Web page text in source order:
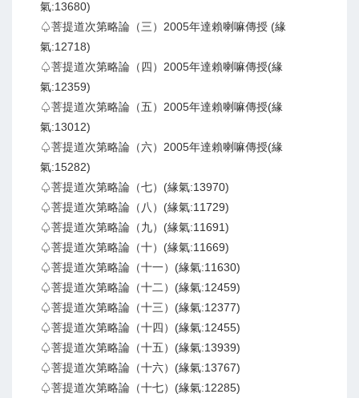
氣:13680)
♤菩提道次第略論（三）2005年達賴喇嘛傳授 (緣
氣:12718)
♤菩提道次第略論（四）2005年達賴喇嘛傳授(緣
氣:12359)
♤菩提道次第略論（五）2005年達賴喇嘛傳授(緣
氣:13012)
♤菩提道次第略論（六）2005年達賴喇嘛傳授(緣
氣:15282)
♤菩提道次第略論（七）(緣氣:13970)
♤菩提道次第略論（八）(緣氣:11729)
♤菩提道次第略論（九）(緣氣:11691)
♤菩提道次第略論（十）(緣氣:11669)
♤菩提道次第略論（十一）(緣氣:11630)
♤菩提道次第略論（十二）(緣氣:12459)
♤菩提道次第略論（十三）(緣氣:12377)
♤菩提道次第略論（十四）(緣氣:12455)
♤菩提道次第略論（十五）(緣氣:13939)
♤菩提道次第略論（十六）(緣氣:13767)
♤菩提道次第略論（十七）(緣氣:12285)